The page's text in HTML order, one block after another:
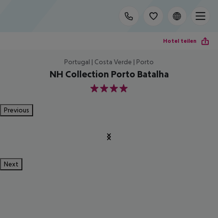
Hotel teilen
Portugal | Costa Verde | Porto
NH Collection Porto Batalha
4
Previous
Next